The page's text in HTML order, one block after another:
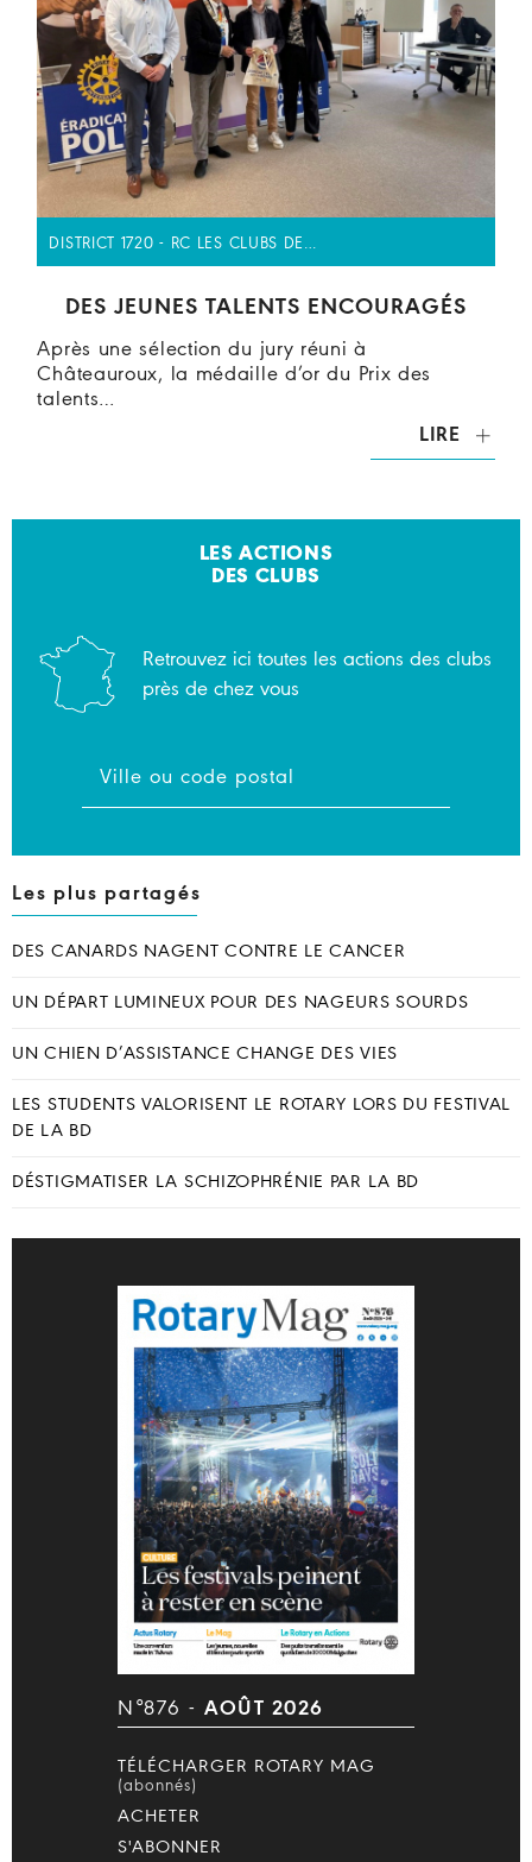
DISTRICT 1720 - RC LES CLUBS DE…
DES JEUNES TALENTS ENCOURAGÉS
Après une sélection du jury réuni à
Châteauroux, la médaille d’or du Prix des
talents…
LIRE
LES ACTIONS
DES CLUBS
Retrouvez ici toutes les actions des clubs
près de chez vous
Les plus partagés
DES CANARDS NAGENT CONTRE LE CANCER
UN DÉPART LUMINEUX POUR DES NAGEURS SOURDS
UN CHIEN D’ASSISTANCE CHANGE DES VIES
LES STUDENTS VALORISENT LE ROTARY LORS DU FESTIVAL
DE LA BD
DÉSTIGMATISER LA SCHIZOPHRÉNIE PAR LA BD
N°876 - AOÛT 2026
TÉLÉCHARGER ROTARY MAG
(abonnés)
ACHETER
S'ABONNER